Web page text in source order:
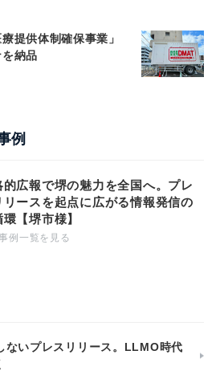
提供体制確保事業」
納品
例
的広報で堺の魅力を全国へ。プレ
リースを起点に広がる情報発信の
【堺市様】
例一覧を見る
ないプレスリリース。LLMO時代